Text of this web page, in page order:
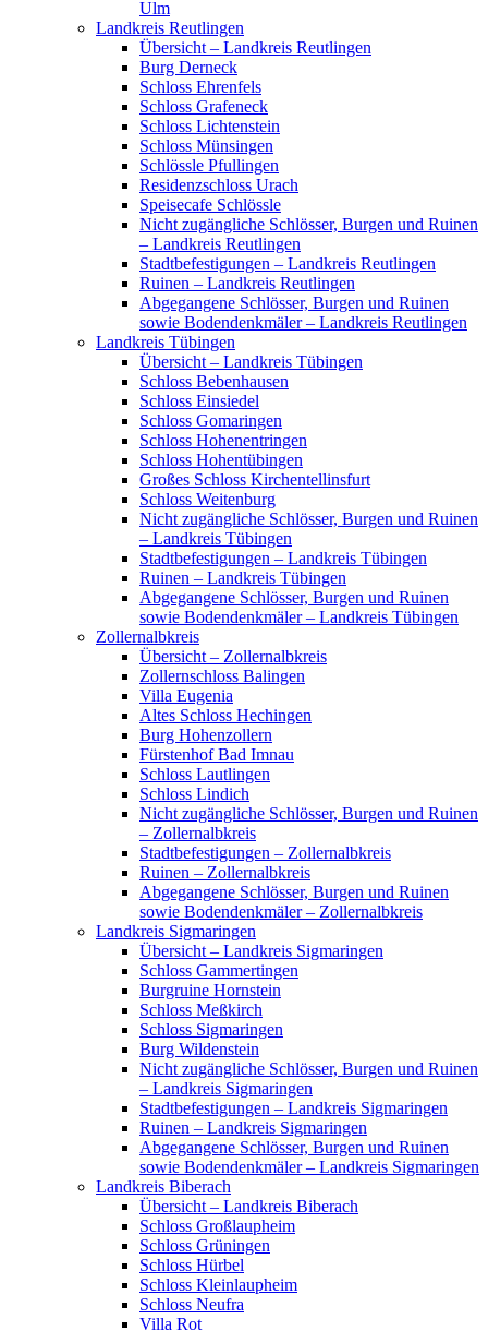
Ulm
Landkreis Reutlingen
Übersicht – Landkreis Reutlingen
Burg Derneck
Schloss Ehrenfels
Schloss Grafeneck
Schloss Lichtenstein
Schloss Münsingen
Schlössle Pfullingen
Residenzschloss Urach
Speisecafe Schlössle
Nicht zugängliche Schlösser, Burgen und Ruinen
– Landkreis Reutlingen
Stadtbefestigungen – Landkreis Reutlingen
Ruinen – Landkreis Reutlingen
Abgegangene Schlösser, Burgen und Ruinen
sowie Bodendenkmäler – Landkreis Reutlingen
Landkreis Tübingen
Übersicht – Landkreis Tübingen
Schloss Bebenhausen
Schloss Einsiedel
Schloss Gomaringen
Schloss Hohenentringen
Schloss Hohentübingen
Großes Schloss Kirchentellinsfurt
Schloss Weitenburg
Nicht zugängliche Schlösser, Burgen und Ruinen
– Landkreis Tübingen
Stadtbefestigungen – Landkreis Tübingen
Ruinen – Landkreis Tübingen
Abgegangene Schlösser, Burgen und Ruinen
sowie Bodendenkmäler – Landkreis Tübingen
Zollernalbkreis
Übersicht – Zollernalbkreis
Zollernschloss Balingen
Villa Eugenia
Altes Schloss Hechingen
Burg Hohenzollern
Fürstenhof Bad Imnau
Schloss Lautlingen
Schloss Lindich
Nicht zugängliche Schlösser, Burgen und Ruinen
– Zollernalbkreis
Stadtbefestigungen – Zollernalbkreis
Ruinen – Zollernalbkreis
Abgegangene Schlösser, Burgen und Ruinen
sowie Bodendenkmäler – Zollernalbkreis
Landkreis Sigmaringen
Übersicht – Landkreis Sigmaringen
Schloss Gammertingen
Burgruine Hornstein
Schloss Meßkirch
Schloss Sigmaringen
Burg Wildenstein
Nicht zugängliche Schlösser, Burgen und Ruinen
– Landkreis Sigmaringen
Stadtbefestigungen – Landkreis Sigmaringen
Ruinen – Landkreis Sigmaringen
Abgegangene Schlösser, Burgen und Ruinen
sowie Bodendenkmäler – Landkreis Sigmaringen
Landkreis Biberach
Übersicht – Landkreis Biberach
Schloss Großlaupheim
Schloss Grüningen
Schloss Hürbel
Schloss Kleinlaupheim
Schloss Neufra
Villa Rot